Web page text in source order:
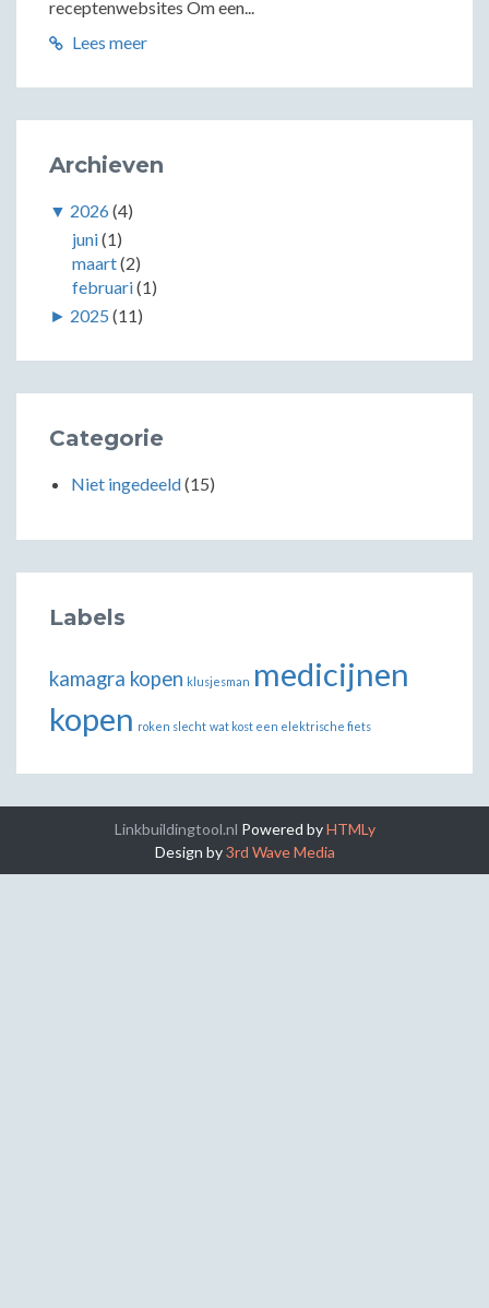
receptenwebsites Om een...
Lees meer
Archieven
▼ 2026(4)
juni(1)
maart(2)
februari(1)
► 2025 (11)
Categorie
Niet ingedeeld(15)
Labels
kamagra kopen klusjesman medicijnen
kopen roken slecht wat kost een elektrische fiets
Linkbuildingtool.nl Powered byHTMLy
Design by3rd Wave Media